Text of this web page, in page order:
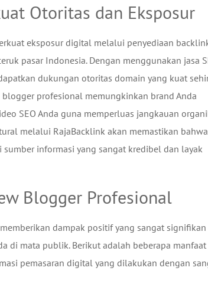
Otoritas dan Eksposur
eksposur digital melalui penyediaan
pasar Indonesia. Dengan menggunakan jasa
dukungan otoritas domain yang kuat
profesional memungkinkan brand Anda
SEO Anda guna memperluas jangkauan
melalui RajaBacklink akan memastikan bahwa
informasi yang sangat kredibel dan layak
Blogger Profesional
dampak positif yang sangat
di mata publik. Berikut adalah beberapa manfaat
pemasaran digital yang dilakukan dengan